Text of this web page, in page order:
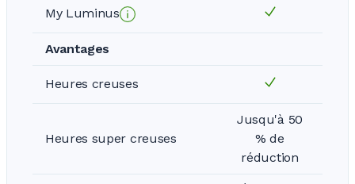
My Luminus
Avantages
Heures creuses
Heures super creuses
Jusqu'à 50
% de
réduction